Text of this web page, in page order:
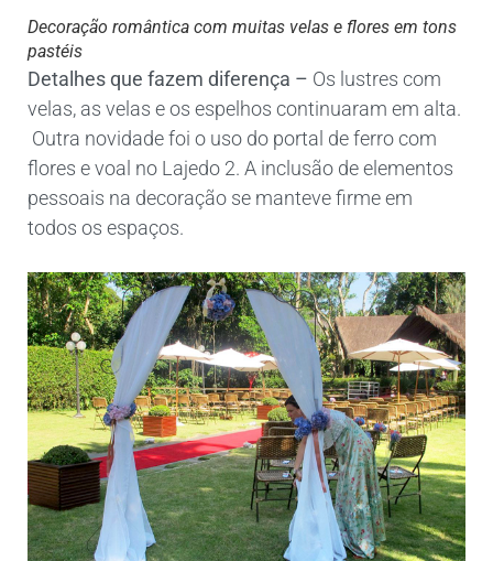
Decoração romântica com muitas velas e flores em tons
pastéis
Detalhes que fazem diferença – Os lustres com
velas, as velas e os espelhos continuaram em alta.
Outra novidade foi o uso do portal de ferro com
flores e voal no Lajedo 2. A inclusão de elementos
pessoais na decoração se manteve firme em
todos os espaços.